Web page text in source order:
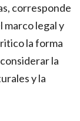
corresponde
marco legal y
la forma
la
y la